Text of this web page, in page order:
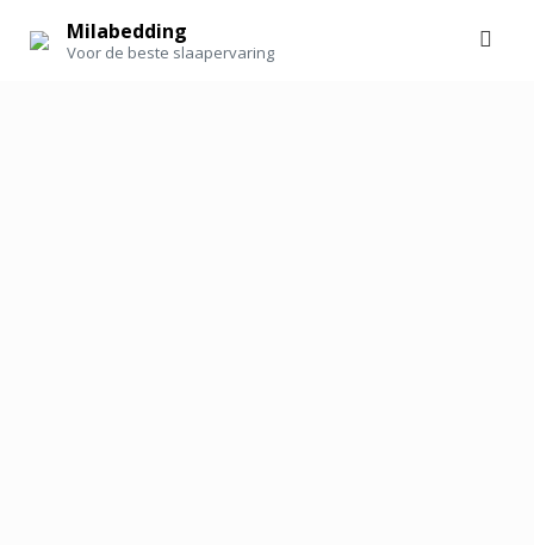
Milabedding
Voor de beste slaapervaring